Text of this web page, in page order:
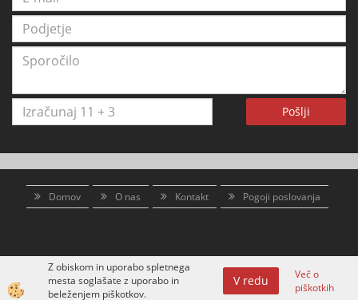
Pošlji
Domov O nas Kontakt Pogoji poslovanja
Izdelava spletne trgovine
Z obiskom in uporabo spletnega
mesta soglašate z uporabo in
beleženjem piškotkov.
V redu
Več o
piškotkih